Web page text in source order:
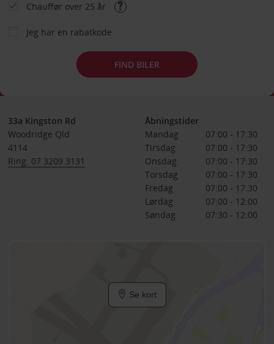
Chauffør over 25 år
Jeg har en rabatkode
FIND BILER
33a Kingston Rd
Woodridge Qld
4114
Ring: 07 3209 3131
Åbningstider
Mandag
07:00 - 17:30
Tirsdag
07:00 - 17:30
Onsdag
07:00 - 17:30
Torsdag
07:00 - 17:30
Fredag
07:00 - 17:30
Lørdag
07:00 - 12:00
Søndag
07:30 - 12:00
Se kort